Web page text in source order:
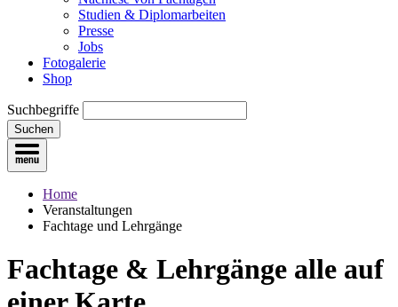
Studien & Diplomarbeiten
Presse
Jobs
Fotogalerie
Shop
Suchbegriffe
Suchen
Home
Veranstaltungen
Fachtage und Lehrgänge
Fachtage & Lehrgänge alle auf